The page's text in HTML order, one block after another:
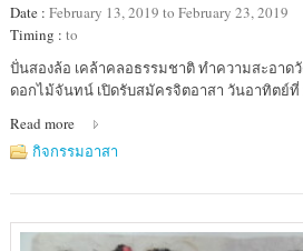
Date : February 13, 2019 to February 23, 2019
Timing : to
Location
:
วัดบางน้ำผึ้งนอก
(คุ้ง
กะ
เจ้า)อ.พระประแดง
จ.สมุทรปราการ
ปั่นสองล้อ เคล้าคลอธรรมชาติ ทำความสะอาด
ดอกไม้จันทน์ เปิดรับสมัครจิตอาสา วันอาทิตย์
Read more
กิจกรรมอาสา